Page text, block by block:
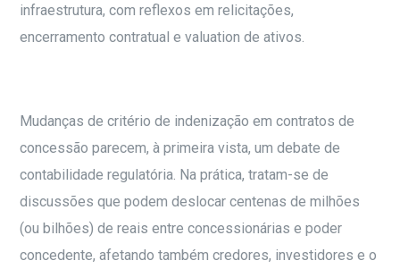
infraestrutura, com reflexos em relicitações,
encerramento contratual e valuation de ativos.
Mudanças de critério de indenização em contratos de
concessão parecem, à primeira vista, um debate de
contabilidade regulatória. Na prática, tratam-se de
discussões que podem deslocar centenas de milhões
(ou bilhões) de reais entre concessionárias e poder
concedente, afetando também credores, investidores e o